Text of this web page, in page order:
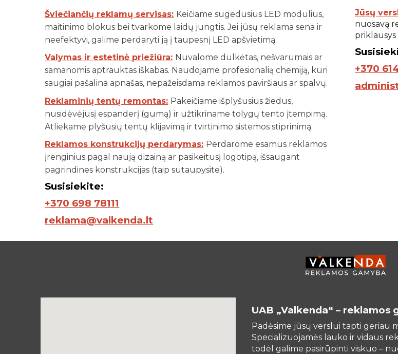
Šviečiančių reklamų servisas: Keičiame sugedusius LED modulius,
maitinimo blokus bei tvarkome laidų jungtis. Jei jūsų reklama sena ir
neefektyvi, galime perdaryti ją į taupesnį LED apšvietimą.
Valymas ir estetinė priežiūra: Nuvalome dulkėtas, nešvarumais ar
samanomis aptrauktas iškabas. Naudojame profesionalią chemiją, kuri
saugiai pašalina apnašas, nepažeisdama reklamos paviršiaus ar spalvų.
Reklaminių tentų remontas: Pakeičiame išplyšusius žiedus,
nusidėvėjusį espanderį (gumą) ir užtikriname tolygų tento įtempimą.
Atliekame plyšusių tentų klijavimą ir tvirtinimo sistemos stiprinimą.
Reklamos konstrukcijų perdarymas: Perdarome esamus reklamos
įrenginius pagal naują dizainą ar pasikeitusį logotipą, išsaugant
pagrindines konstrukcijas (taip sutaupysite).
Susisiekite:
+370 698 78111
reklama@valkenda.lt
Jūsų
nuosavą
S
+370
UAB „Valkenda“ – reklamos
Padėsime jūsų verslui tapti geriau
Specializuojamės lauko ir vidaus
todėl galime pasirūpinti viskuo –